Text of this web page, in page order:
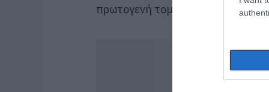
πρωτογενή τομέα.